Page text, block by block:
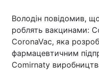
Володін повідомив,
роблять вакцинами:
CoronaVac, яка
фармацевтичним
Comirnaty